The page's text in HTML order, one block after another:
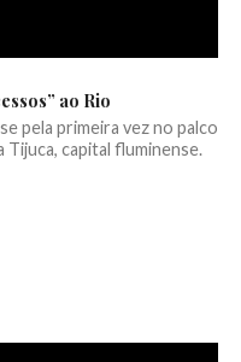
ao Rio
pela primeira vez no palco
Tijuca, capital fluminense.